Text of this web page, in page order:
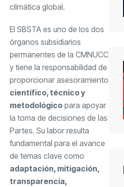
climática global.
El SBSTA es uno de los dos
órganos subsidiarios
permanentes de la CMNUCC
y tiene la responsabilidad de
proporcionar asesoramiento
científico, técnico y
metodológico para apoyar
la toma de decisiones de las
Partes. Su labor resulta
fundamental para el avance
de temas clave como
adaptación, mitigación,
transparencia,